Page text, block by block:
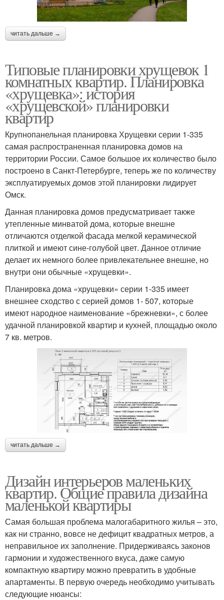
читать дальше →
Типовые планировки хрущевок 1
комнатных квартир. Планировка
«хрущевка»: история
«хрущевской» планировки
квартир
Крупнопанельная планировка Хрущевки серии 1-335
самая распространенная планировка домов на
территории России. Самое большое их количество было
построено в Санкт-Петербурге, теперь же по количеству
эксплуатируемых домов этой планировки лидирует
Омск.
Данная планировка домов предусматривает также
утепленные минватой дома, которые внешне
отличаются отделкой фасада мелкой керамической
плиткой и имеют сине-голубой цвет. Данное отличие
делает их немного более привлекательнее внешне, но
внутри они обычные «хрущевки».
Планировка дома «хрущевки» серии 1-335 имеет
внешнее сходство с серией домов 1- 507, которые
имеют народное наименование «брежневки», с более
удачной планировкой квартир и кухней, площадью около
7 кв. метров.
читать дальше →
Дизайн интерьеров маленьких
квартир. Общие правила дизайна
маленькой квартиры
Самая большая проблема малогабаритного жилья – это,
как ни странно, вовсе не дефицит квадратных метров, а
неправильное их заполнение. Придерживаясь законов
гармонии и художественного вкуса, даже самую
компактную квартиру можно превратить в удобные
апартаменты. В первую очередь необходимо учитывать
следующие нюансы: